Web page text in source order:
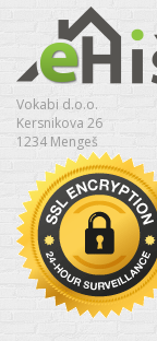
Vokabi d.o.o.
Kersnikova 26
1234 Mengeš